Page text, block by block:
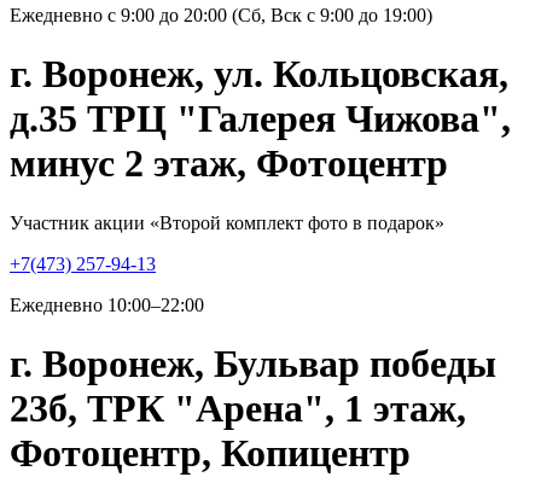
Ежедневно с 9:00 до 20:00 (Сб, Вск с 9:00 до 19:00)
г. Воронеж, ул. Кольцовская,
д.35 ТРЦ "Галерея Чижова",
минус 2 этаж, Фотоцентр
Участник акции «Второй комплект фото в подарок»
+7(473) 257-94-13
Ежедневно 10:00–22:00
г. Воронеж, Бульвар победы
23б, ТРК "Арена", 1 этаж,
Фотоцентр, Копицентр